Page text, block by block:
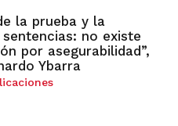
la prueba y la
no existe
por asegurabilidad”,
Ybarra